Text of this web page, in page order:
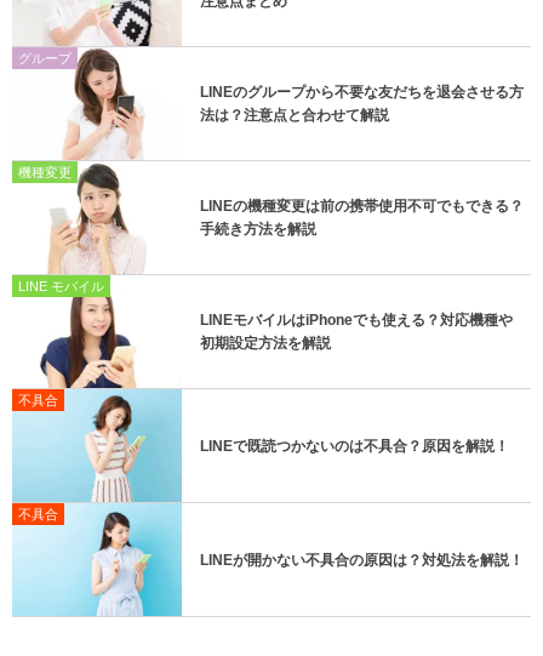
グループ
LINEのグループから不要な友だちを退会させる方
法は？注意点と合わせて解説
機種変更
LINEの機種変更は前の携帯使用不可でもできる？
手続き方法を解説
LINE モバイル
LINEモバイルはiPhoneでも使える？対応機種や
初期設定方法を解説
不具合
LINEで既読つかないのは不具合？原因を解説！
不具合
LINEが開かない不具合の原因は？対処法を解説！